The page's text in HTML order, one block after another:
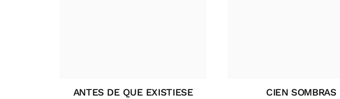
ANTES DE QUE EXISTIESE
CIEN SOMBRAS